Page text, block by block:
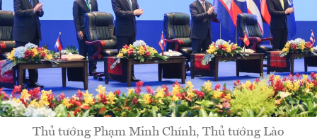
Thủ tướng Phạm Minh Chính, Thủ tướng Lào